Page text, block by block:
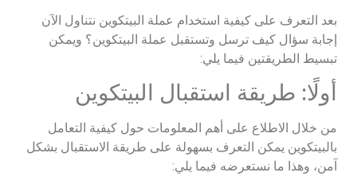
بعد التعرف على كيفية استخدام عملة البيتكوين نتناول الآن
إجابة سؤال كيف ترسل وتستقبل عملة البيتكوين؟ ويمكن
تبسيط الطريقتين فيما يلي:
أولًا: طريقة استقبال البيتكوين
من خلال الاطلاع على أهم المعلومات حول كيفية التعامل
بالبيتكوين يمكن التعرف بسهولة على طريقة الاستقبال بشكل
آمن، وهذا ما نستعرضه فيما يلي: